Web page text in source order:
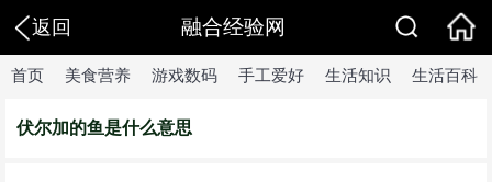
返回 融合经验网
首页 美食营养 游戏数码 手工爱好 生活知识 生活百科
伏尔加的鱼是什么意思